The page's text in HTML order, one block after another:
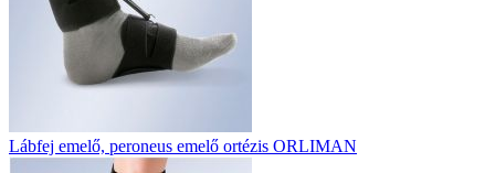
Lábfej emelő, peroneus emelő ortézis ORLIMAN